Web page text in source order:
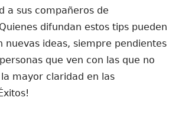
a sus compañeros de
difundan estos tips pueden
nuevas ideas, siempre pendientes
que ven con las que no
mayor claridad en las